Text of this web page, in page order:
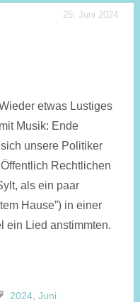
26. Juni 2024
etwas Lustiges
mit Musik: Ende
unsere Politiker
Rechtlichen
als ein paar
Hause”) in einer
ein Lied anstimmten.
2024, Juni